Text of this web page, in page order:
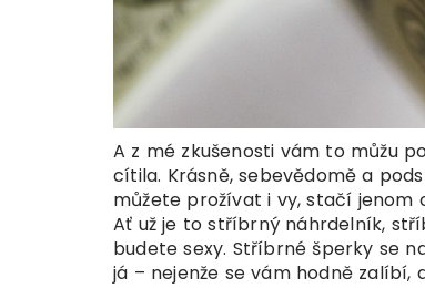
A z mé zkušenosti vám to můžu
cítila. Krásně, sebevědomě a
můžete prožívat i vy, stačí jenom
Ať už je to stříbrný náhrdelník,
budete sexy. Stříbrné šperky se
já – nejenže se vám hodně